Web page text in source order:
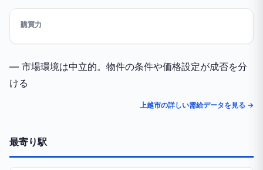
購買力
— 市場環境は中立的。物件の条件や価格設定が成否を分
ける
上越市の詳しい需給データを見る →
最寄り駅